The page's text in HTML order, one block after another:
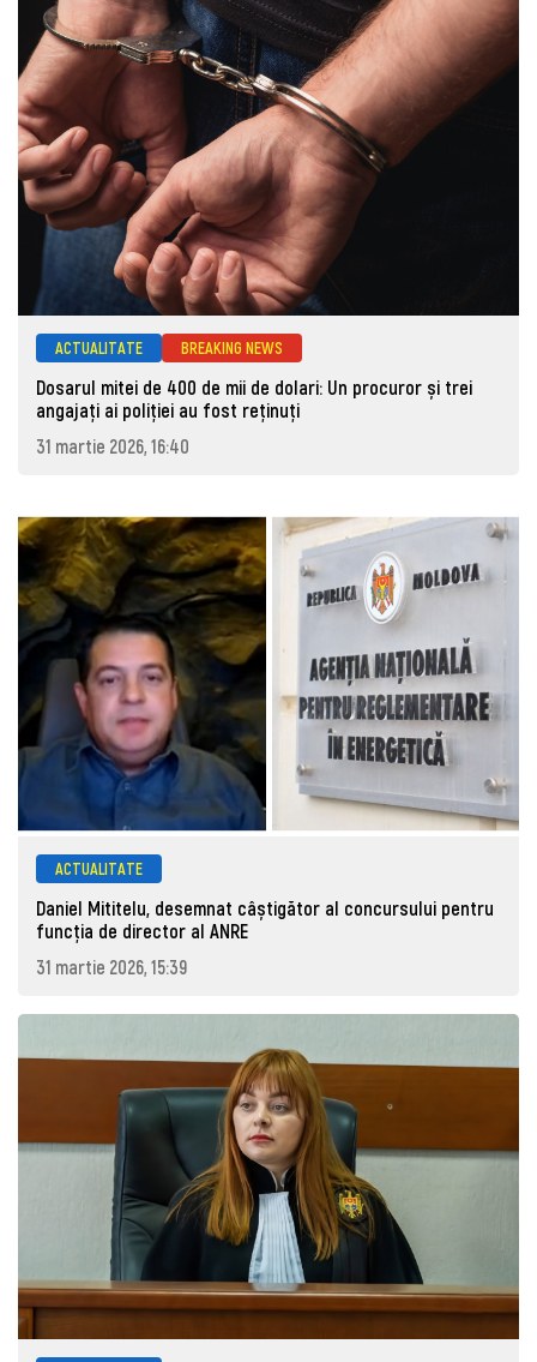
ACTUALITATE BREAKING NEWS
Dosarul mitei de 400 de mii de dolari: Un procuror și trei
angajați ai poliției au fost reținuți
31 martie 2026, 16:40
ACTUALITATE
Daniel Mititelu, desemnat câștigător al concursului pentru
funcția de director al ANRE
31 martie 2026, 15:39